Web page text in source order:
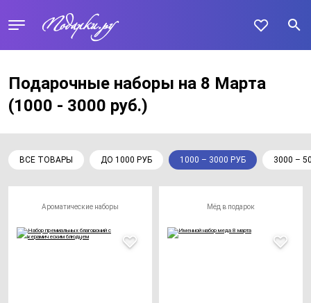
Подарочные наборы на 8 Марта
(1000 - 3000 руб.)
ВСЕ ТОВАРЫ ДО 1000 РУБ 1000 – 3000 РУБ 3000 –
Ароматические наборы Мёд в подарок